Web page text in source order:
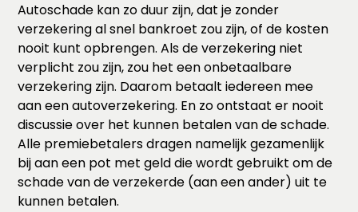
Autoschade kan zo duur zijn, dat je zonder
verzekering al snel bankroet zou zijn, of de kosten
nooit kunt opbrengen. Als de verzekering niet
verplicht zou zijn, zou het een onbetaalbare
verzekering zijn. Daarom betaalt iedereen mee
aan een autoverzekering. En zo ontstaat er nooit
discussie over het kunnen betalen van de schade.
Alle premiebetalers dragen namelijk gezamenlijk
bij aan een pot met geld die wordt gebruikt om de
schade van de verzekerde (aan een ander) uit te
kunnen betalen.